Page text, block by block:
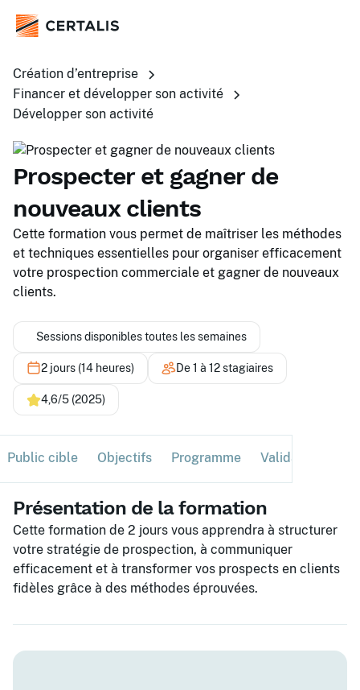
Création d’entreprise
Financer et développer son activité
Développer son activité
Prospecter et gagner de
nouveaux clients
Cette formation vous permet de maîtriser les méthodes
et techniques essentielles pour organiser efficacement
votre prospection commerciale et gagner de nouveaux
clients.
Sessions disponibles toutes les semaines
2 jours (14 heures) De 1 à 12 stagiaires
4,6/5 (2025)
Public cible Objectifs Programme Validation
Présentation de la formation
Cette formation de 2 jours vous apprendra à structurer
votre stratégie de prospection, à communiquer
efficacement et à transformer vos prospects en clients
fidèles grâce à des méthodes éprouvées.